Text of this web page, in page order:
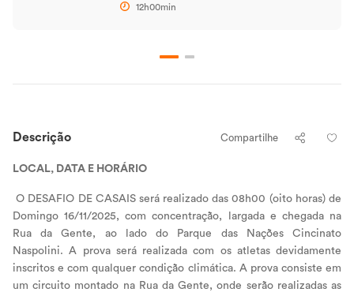
12h00min
Descrição Compartilhe
LOCAL, DATA E HORÁRIO
O DESAFIO DE CASAIS será realizado das 08h00 (oito horas) de
Domingo 16/11/2025, com concentração, largada e chegada na
Rua da Gente, ao lado do Parque das Nações Cincinato
Naspolini. A prova será realizada com os atletas devidamente
inscritos e com qualquer condição climática. A prova consiste em
um circuito montado na Rua da Gente, onde serão realizadas as